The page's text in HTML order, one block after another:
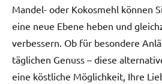
Mandel- oder Kokosmehl können
eine neue Ebene heben und
verbessern. Ob für besondere
täglichen Genuss – diese
eine köstliche Möglichkeit, Ihre